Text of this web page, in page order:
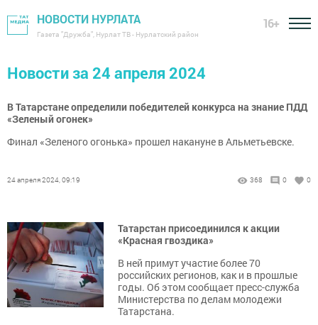
НОВОСТИ НУРЛАТА
Газета "Дружба", Нурлат ТВ - Нурлатский район
16+
Новости за 24 апреля 2024
В Татарстане определили победителей конкурса на знание ПДД
«Зеленый огонек»
Финал «Зеленого огонька» прошел накануне в Альметьевске.
24 апреля 2024, 09:19 368 0 0
Татарстан присоединился к акции
«Красная гвоздика»
В ней примут участие более 70
российских регионов, как и в прошлые
годы. Об этом сообщает пресс-служба
Министерства по делам молодежи
Татарстана.